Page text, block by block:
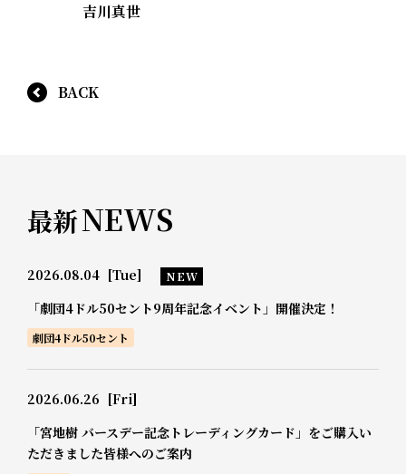
吉川真世
BACK
最新NEWS
2026.08.04 [Tue] NEW
「劇団4ドル50セント9周年記念イベント」開催決定！
劇団4ドル50セント
2026.06.26 [Fri]
「宮地樹 バースデー記念トレーディングカード」をご購入い
ただきました皆様へのご案内